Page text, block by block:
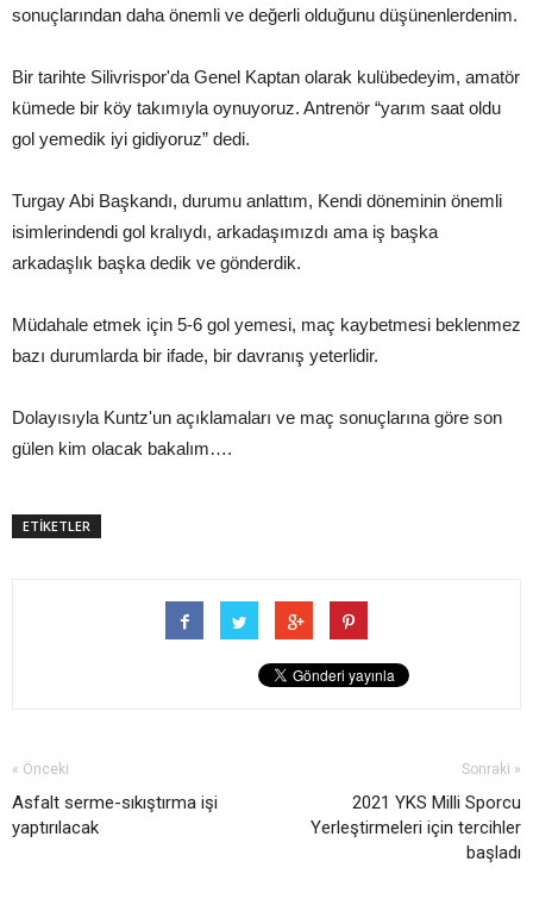
sonuçlarından daha önemli ve değerli olduğunu düşünenlerdenim.
Bir tarihte Silivrispor'da Genel Kaptan olarak kulübedeyim, amatör
kümede bir köy takımıyla oynuyoruz. Antrenör “yarım saat oldu
gol yemedik iyi gidiyoruz” dedi.
Turgay Abi Başkandı, durumu anlattım, Kendi döneminin önemli
isimlerindendi gol kralıydı, arkadaşımızdı ama iş başka
arkadaşlık başka dedik ve gönderdik.
Müdahale etmek için 5-6 gol yemesi, maç kaybetmesi beklenmez
bazı durumlarda bir ifade, bir davranış yeterlidir.
Dolayısıyla Kuntz'un açıklamaları ve maç sonuçlarına göre son
gülen kim olacak bakalım….
ETİKETLER
« Önceki
Asfalt serme-sıkıştırma işi
yaptırılacak
Sonraki »
2021 YKS Milli Sporcu
Yerleştirmeleri için tercihler
başladı